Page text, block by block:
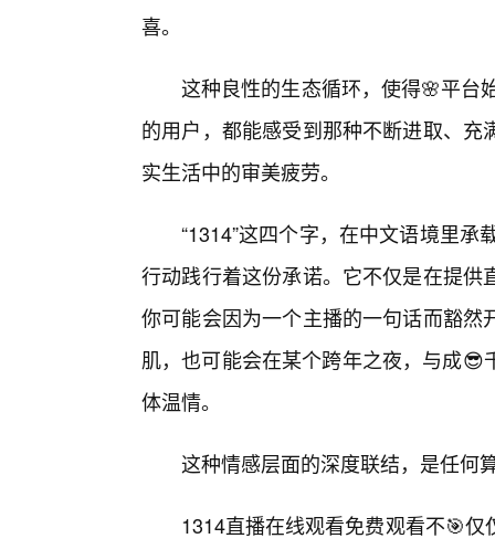
喜。
这种良性的生态循环，使得🌸平台
的用户，都能感受到那种不断进取、
实生活中的审美疲劳。
“1314”这四个字，在中文语境里
行动践行着这份承诺。它不仅是在提
你可能会因为一个主播的一句话而豁
肌，也可能会在某个跨年之夜，与成
体温情。
这种情感层面的深度联结，是任何
1314直播在线观看免费观看不🎯